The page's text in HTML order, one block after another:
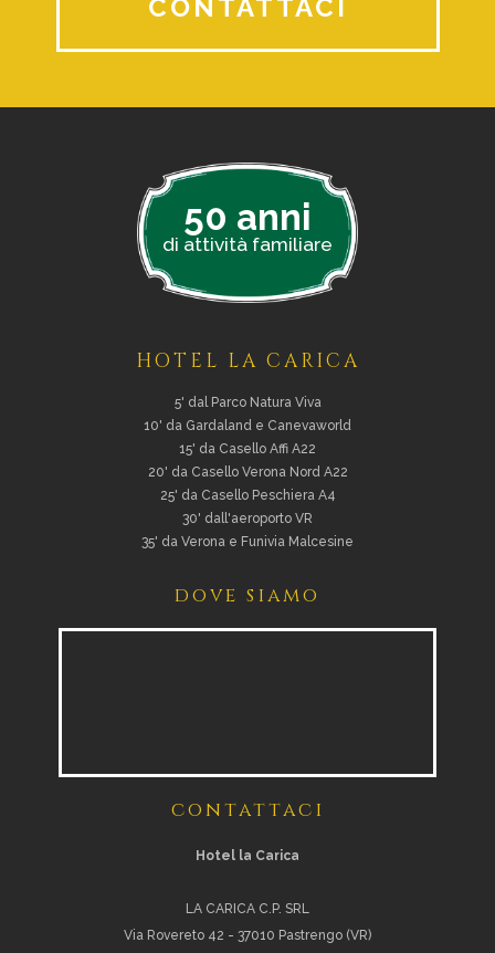
CONTATTACI
HOTEL LA CARICA
5' dal Parco Natura Viva
10' da Gardaland e Canevaworld
15' da Casello Affi A22
20' da Casello Verona Nord A22
25' da Casello Peschiera A4
30' dall'aeroporto VR
35' da Verona e Funivia Malcesine
dove siamo
contattaci
Hotel la Carica
LA CARICA C.P. SRL
Via Rovereto 42 - 37010 Pastrengo (VR)
50 anni
di attività familiare